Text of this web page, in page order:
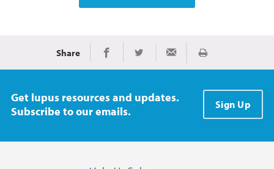
Share Share on Facebook
Share on TwitterShare via EmailImprimir
Get lupus resources and updates.
Subscribe to our emails.
Sign Up